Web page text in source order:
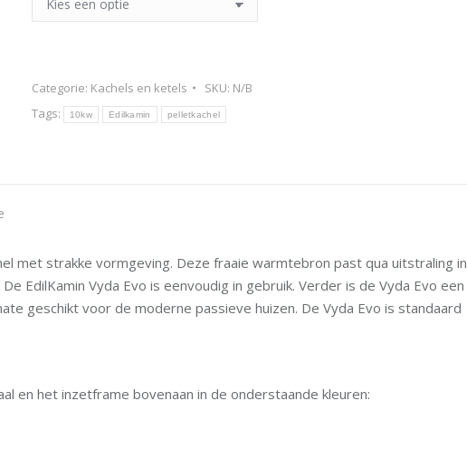
Categorie: Kachels en ketels SKU: N/B
Tags:
10kw Edilkamin pelletkachel
met strakke vormgeving. Deze fraaie warmtebron past qua uitstraling in
EdilKamin Vyda Evo is eenvoudig in gebruik. Verder is de Vyda Evo een
geschikt voor de moderne passieve huizen. De Vyda Evo is standaard
en het inzetframe bovenaan in de onderstaande kleuren: